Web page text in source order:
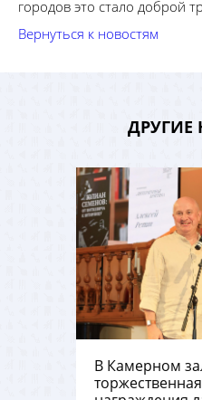
городов это стало доброй
Вернуться к новостям
ДРУГИЕ
В Камерном